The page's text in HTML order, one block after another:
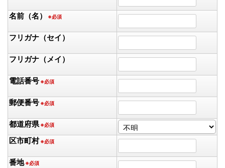
名前（名） ※必須
フリガナ（セイ）
フリガナ（メイ）
電話番号 ※必須
郵便番号 ※必須
都道府県 ※必須
区市町村※必須
番地※必須